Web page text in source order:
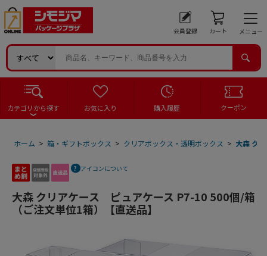
会員登録 カート メニュー
カテゴリから探す お気に入り 購入履歴 クーポン
ホーム > 箱・ギフトボックス > クリアボックス・透明ボックス > 大森 ク
アイコンについて
大森 クリアケース ピュアケース P7-10 500個/箱
（ご注文単位1箱）【直送品】